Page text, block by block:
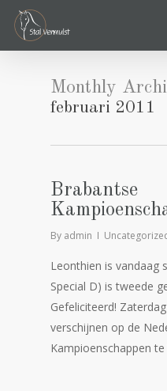
Skip
main
Monthly
februari 2011
Brabantse
By admin
Leonthien is vandaag
Special D) is tweede
Gefeliciteerd!
verschijnen op de
Kampioenschappen